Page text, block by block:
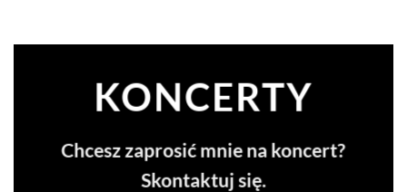
KONCERTY
Chcesz zaprosić mnie na koncert?
Skontaktuj się.